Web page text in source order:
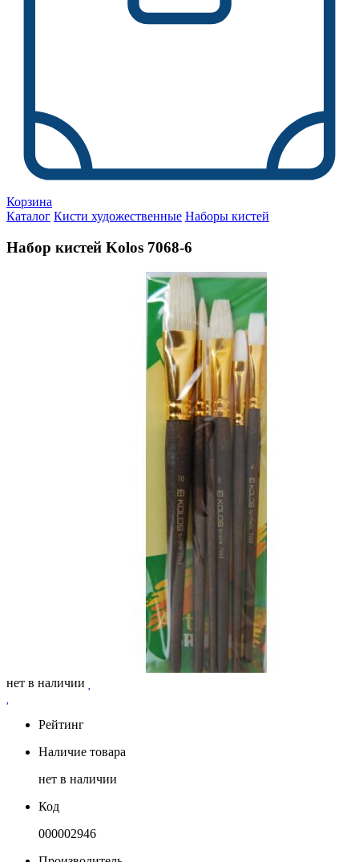
Корзина
Каталог Кисти художественные Наборы кистей
Набор кистей Kolos 7068-6
нет в наличии
Рейтинг
Наличие товара
нет в наличии
Код
000002946